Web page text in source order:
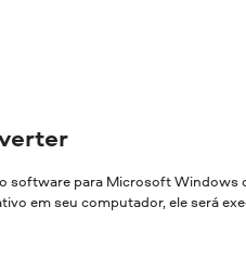
software para Microsoft Windows
em seu computador, ele será